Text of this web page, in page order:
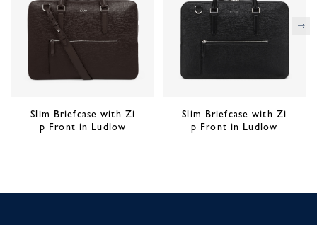
Slim Briefcase with Zi
p Front in Ludlow
Slim Briefcase with Zi
p Front in Ludlow
次